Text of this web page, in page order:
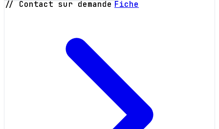
// Contact sur demande Fiche